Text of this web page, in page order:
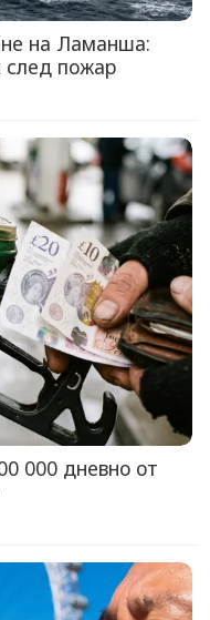
на Ламанша:
след пожар
000 дневно от